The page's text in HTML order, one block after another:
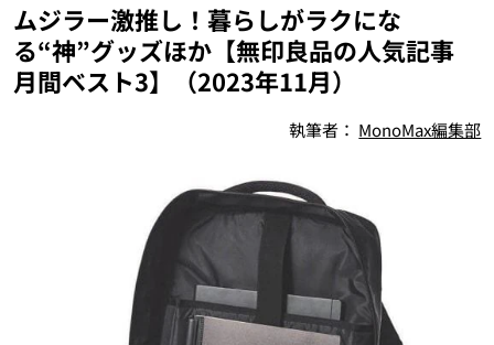
ムジラー激推し！暮らしがラクにな
る“神”グッズほか【無印良品の人気記事
月間ベスト3】（2023年11月）
執筆者： MonoMax編集部